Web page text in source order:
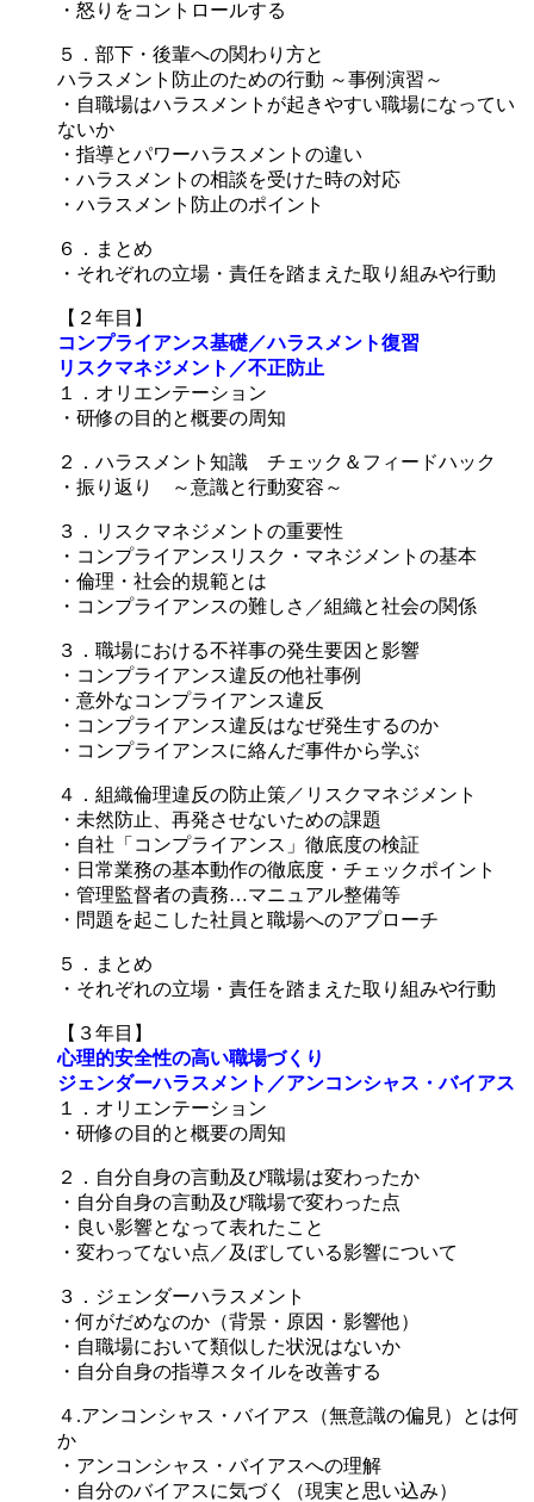
・怒りをコントロールする
５．部下・後輩への関わり方と
ハラスメント防止のための行動 ～事例演習～
・自職場はハラスメントが起きやすい職場になってい
ないか
・指導とパワーハラスメントの違い
・ハラスメントの相談を受けた時の対応
・ハラスメント防止のポイント
６．まとめ
・それぞれの立場・責任を踏まえた取り組みや行動
【２年目】
コンプライアンス基礎／ハラスメント復習
リスクマネジメント／不正防止
１．オリエンテーション
・研修の目的と概要の周知
２．ハラスメント知識 チェック＆フィードハック
・振り返り ～意識と行動変容～
３．リスクマネジメントの重要性
・コンプライアンスリスク・マネジメントの基本
・倫理・社会的規範とは
・コンプライアンスの難しさ／組織と社会の関係
３．職場における不祥事の発生要因と影響
・コンプライアンス違反の他社事例
・意外なコンプライアンス違反
・コンプライアンス違反はなぜ発生するのか
・コンプライアンスに絡んだ事件から学ぶ
４．組織倫理違反の防止策／リスクマネジメント
・未然防止、再発させないための課題
・自社「コンプライアンス」徹底度の検証
・日常業務の基本動作の徹底度・チェックポイント
・管理監督者の責務…マニュアル整備等
・問題を起こした社員と職場へのアプローチ
５．まとめ
・それぞれの立場・責任を踏まえた取り組みや行動
【３年目】
心理的安全性の高い職場づくり
ジェンダーハラスメント／アンコンシャス・バイアス
１．オリエンテーション
・研修の目的と概要の周知
２．自分自身の言動及び職場は変わったか
・自分自身の言動及び職場で変わった点
・良い影響となって表れたこと
・変わってない点／及ぼしている影響について
３．ジェンダーハラスメント
・何がだめなのか（背景・原因・影響他）
・自職場において類似した状況はないか
・自分自身の指導スタイルを改善する
４.アンコンシャス・バイアス（無意識の偏見）とは何
か
・アンコンシャス・バイアスへの理解
・自分のバイアスに気づく（現実と思い込み）